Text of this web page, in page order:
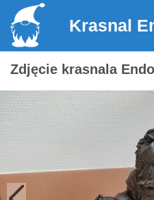
Krasnal
Zdjęcie krasnala